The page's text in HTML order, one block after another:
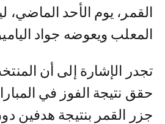
القمر، يوم الأحد الماضي،
المعلب ويعوضه جواد
تجدر الإشارة إلى أن
حقق نتيجة الفوز في
جزر القمر بنتيجة هدفين